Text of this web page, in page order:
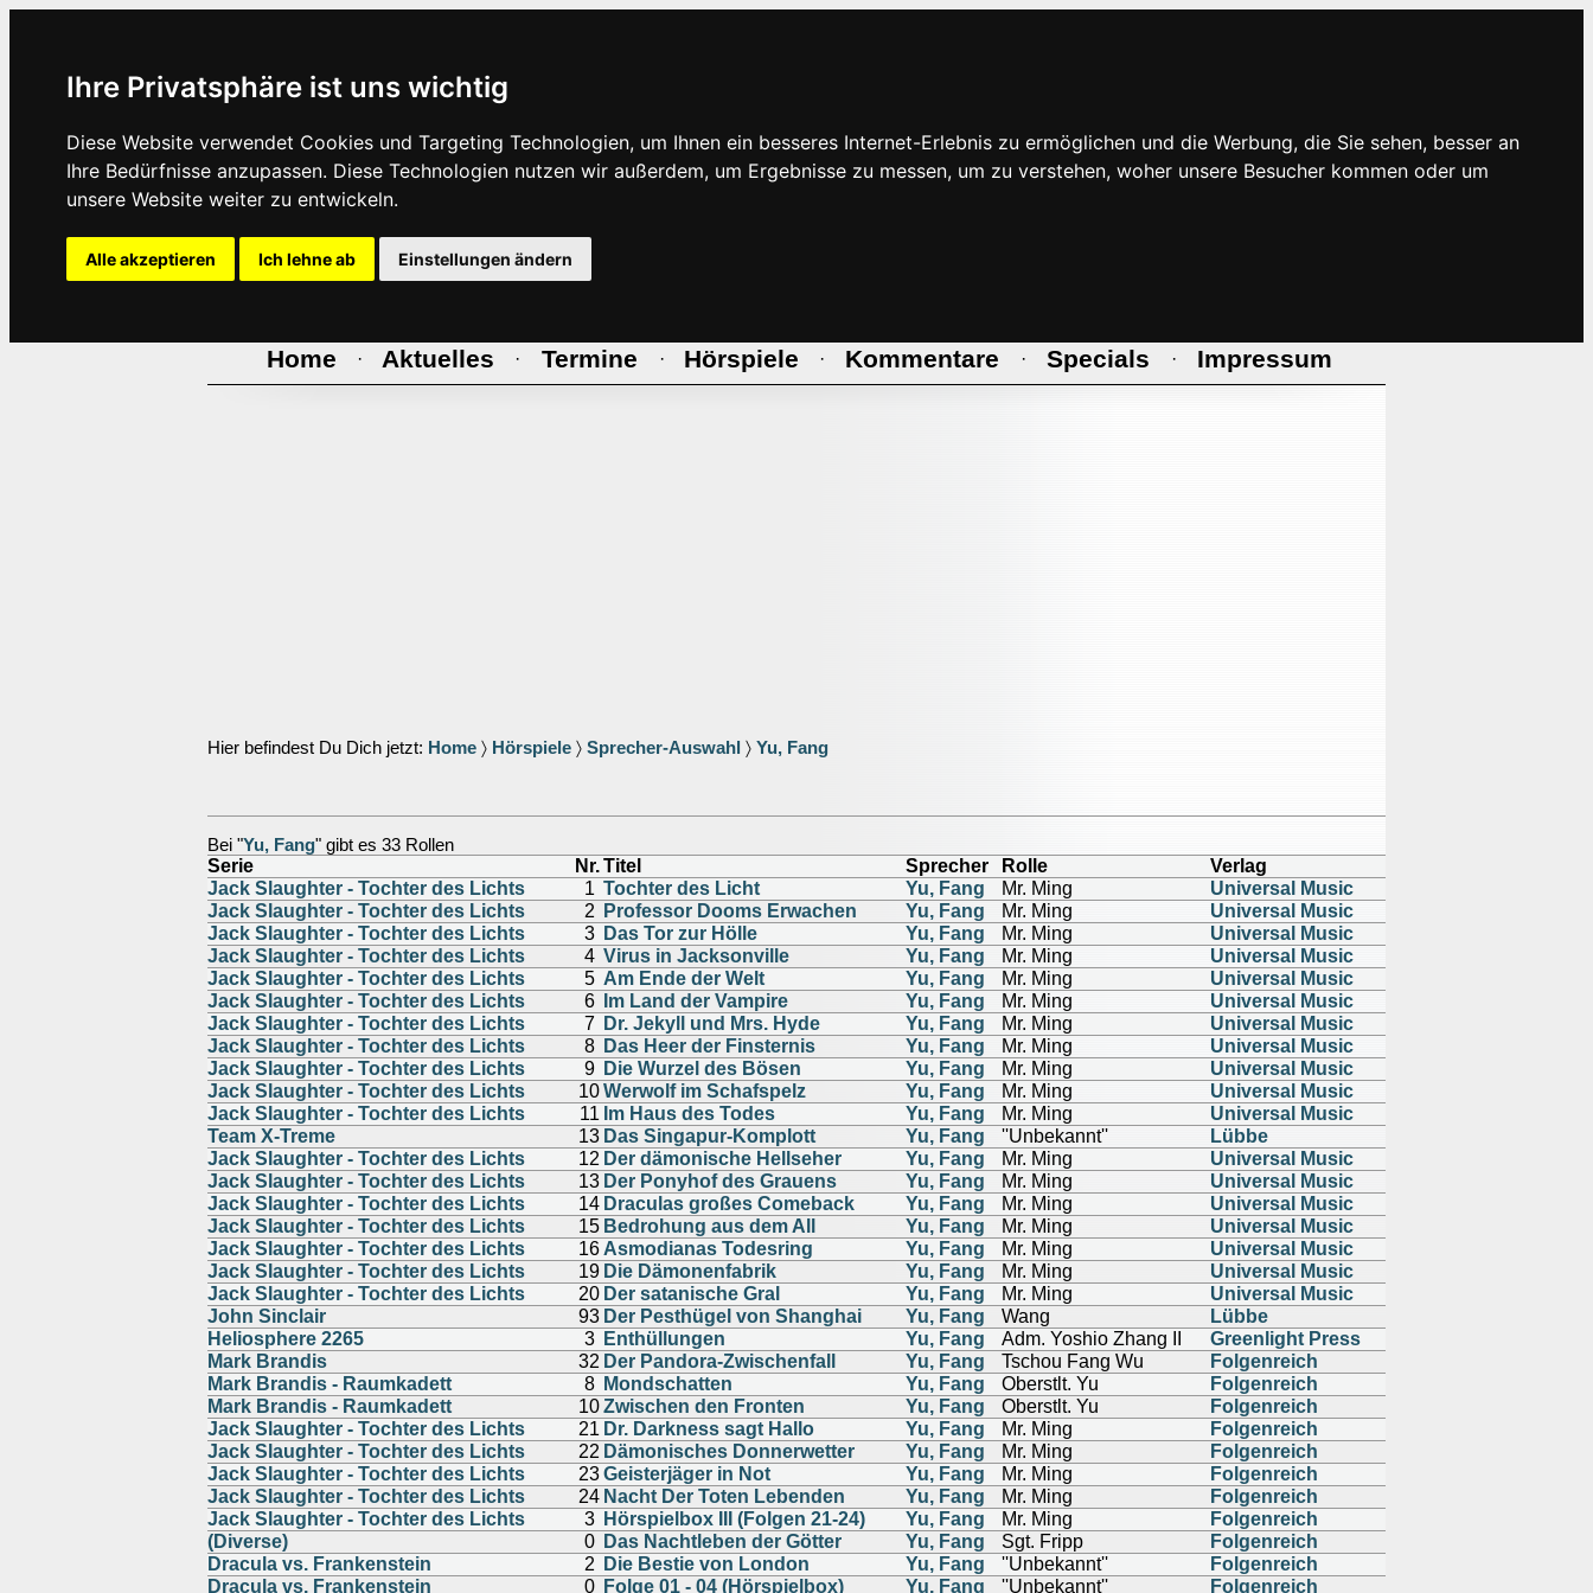
Ihre Privatsphäre ist uns wichtig
Diese Website verwendet Cookies und Targeting Technologien, um Ihnen ein besseres Internet-Erlebnis zu ermöglichen und die Werbung, die Sie sehen, besser an
Ihre Bedürfnisse anzupassen. Diese Technologien nutzen wir außerdem, um Ergebnisse zu messen, um zu verstehen, woher unsere Besucher kommen oder um
unsere Website weiter zu entwickeln.
Alle akzeptieren Ich lehne ab Einstellungen ändern
Home · Aktuelles · Termine · Hörspiele · Kommentare · Specials · Impressum
Hier befindest Du Dich jetzt: Home 〉 Hörspiele 〉 Sprecher-Auswahl 〉 Yu, Fang
Bei "Yu, Fang" gibt es 33 Rollen
Serie Nr.Titel Sprecher Rolle
Verlag
Jack Slaughter - Tochter des Lichts
1 Tochter des Licht Yu, Fang Mr. Ming
Universal Music
Jack Slaughter - Tochter des Lichts
2 Professor Dooms Erwachen Yu, Fang Mr. Ming
Universal Music
Jack Slaughter - Tochter des Lichts
3 Das Tor zur Hölle Yu, Fang Mr. Ming
Universal Music
Jack Slaughter - Tochter des Lichts
4 Virus in Jacksonville Yu, Fang Mr. Ming
Universal Music
Jack Slaughter - Tochter des Lichts
5 Am Ende der Welt Yu, Fang Mr. Ming
Universal Music
Jack Slaughter - Tochter des Lichts
6 Im Land der Vampire Yu, Fang Mr. Ming
Universal Music
Jack Slaughter - Tochter des Lichts
7 Dr. Jekyll und Mrs. Hyde Yu, Fang Mr. Ming
Universal Music
Jack Slaughter - Tochter des Lichts
8 Das Heer der Finsternis Yu, Fang Mr. Ming
Universal Music
Jack Slaughter - Tochter des Lichts
9 Die Wurzel des Bösen Yu, Fang Mr. Ming
Universal Music
Jack Slaughter - Tochter des Lichts
10Werwolf im Schafspelz Yu, Fang Mr. Ming
Universal Music
Jack Slaughter - Tochter des Lichts
11 Im Haus des Todes Yu, Fang Mr. Ming
Universal Music
Team X-Treme
13 Das Singapur-Komplott Yu, Fang ''Unbekannt''
Lübbe
Jack Slaughter - Tochter des Lichts
12 Der dämonische Hellseher Yu, Fang Mr. Ming
Universal Music
Jack Slaughter - Tochter des Lichts
13 Der Ponyhof des Grauens Yu, Fang Mr. Ming
Universal Music
Jack Slaughter - Tochter des Lichts
14 Draculas großes Comeback Yu, Fang Mr. Ming
Universal Music
Jack Slaughter - Tochter des Lichts
15 Bedrohung aus dem All Yu, Fang Mr. Ming
Universal Music
Jack Slaughter - Tochter des Lichts
16 Asmodianas Todesring Yu, Fang Mr. Ming
Universal Music
Jack Slaughter - Tochter des Lichts
19 Die Dämonenfabrik Yu, Fang Mr. Ming
Universal Music
Jack Slaughter - Tochter des Lichts
20 Der satanische Gral Yu, Fang Mr. Ming
Universal Music
John Sinclair
93 Der Pesthügel von Shanghai Yu, Fang Wang
Lübbe
Heliosphere 2265
3 Enthüllungen Yu, Fang Adm. Yoshio Zhang II
Greenlight Press
Mark Brandis
32 Der Pandora-Zwischenfall Yu, Fang Tschou Fang Wu
Folgenreich
Mark Brandis - Raumkadett
8 Mondschatten Yu, Fang Oberstlt. Yu
Folgenreich
Mark Brandis - Raumkadett
10Zwischen den Fronten Yu, Fang Oberstlt. Yu
Folgenreich
Jack Slaughter - Tochter des Lichts
21 Dr. Darkness sagt Hallo Yu, Fang Mr. Ming
Folgenreich
Jack Slaughter - Tochter des Lichts
22 Dämonisches Donnerwetter Yu, Fang Mr. Ming
Folgenreich
Jack Slaughter - Tochter des Lichts
23Geisterjäger in Not Yu, Fang Mr. Ming
Folgenreich
Jack Slaughter - Tochter des Lichts
24 Nacht Der Toten Lebenden Yu, Fang Mr. Ming
Folgenreich
Jack Slaughter - Tochter des Lichts
3 Hörspielbox III (Folgen 21-24) Yu, Fang Mr. Ming
Folgenreich
(Diverse)
0 Das Nachtleben der Götter Yu, Fang Sgt. Fripp
Folgenreich
Dracula vs. Frankenstein
2 Die Bestie von London Yu, Fang ''Unbekannt''
Folgenreich
Dracula vs. Frankenstein
0 Folge 01 - 04 (Hörspielbox) Yu, Fang ''Unbekannt'' Folgenreich